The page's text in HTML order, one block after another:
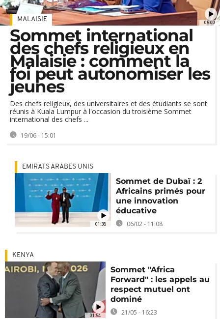
05:00
MALAISIE
Sommet international
des chefs religieux en
Malaisie : comment la
foi peut autonomiser les
jeunes
Des chefs religieux, des universitaires et des étudiants se sont
réunis à Kuala Lumpur à l'occasion du troisième Sommet
international des chefs ...
19/06 - 15:01
01:38
EMIRATS ARABES UNIS
Sommet de Dubaï : 2
Africains primés pour
une innovation
éducative
06/02 - 11:08
01:54
KENYA
Sommet "Africa
Forward" : les appels au
respect mutuel ont
dominé
21/05 - 16:23